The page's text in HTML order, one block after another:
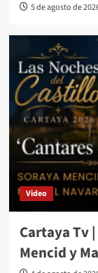
5 de agosto de
Video
Cartaya Tv |
Mencid y